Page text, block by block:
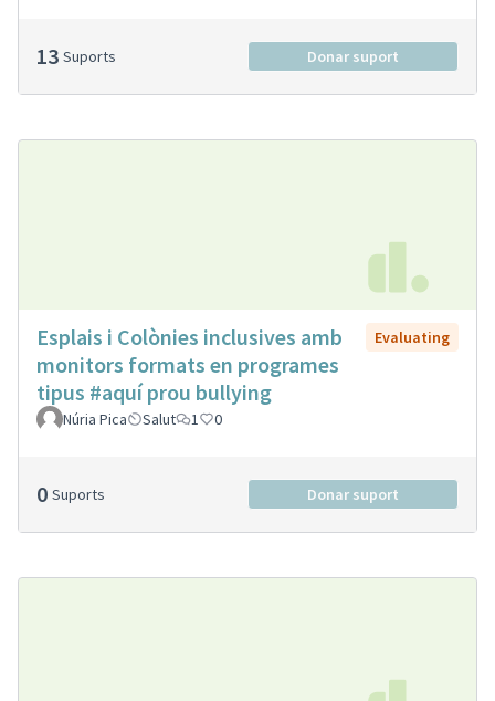
13 Suports Donar suport
Esplais i Colònies inclusives amb
monitors formats en programes
tipus #aquí prou bullying
Evaluating
Núria Pica Salut 1 0
0 Suports Donar suport